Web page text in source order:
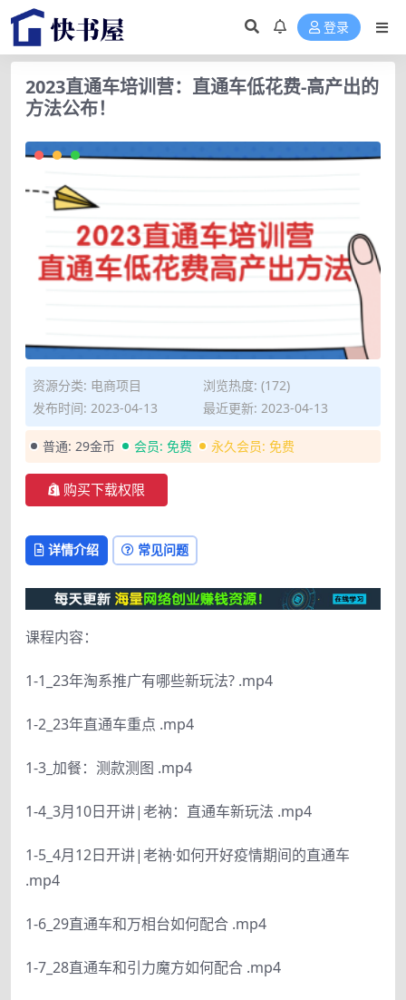
登录
2023直通车培训营：直通车低花费-高产出的
方法公布！
资源分类: 电商项目
浏览热度: (172)
发布时间: 2023-04-13
最近更新: 2023-04-13
普通: 29金币 会员: 免费 永久会员: 免费
购买下载权限
详情介绍 常见问题
课程内容：
1-1_23年淘系推广有哪些新玩法? .mp4
1-2_23年直通车重点 .mp4
1-3_加餐：测款测图 .mp4
1-4_3月10日开讲|老衲：直通车新玩法 .mp4
1-5_4月12日开讲|老衲·如何开好疫情期间的直通车
.mp4
1-6_29直通车和万相台如何配合 .mp4
1-7_28直通车和引力魔方如何配合 .mp4